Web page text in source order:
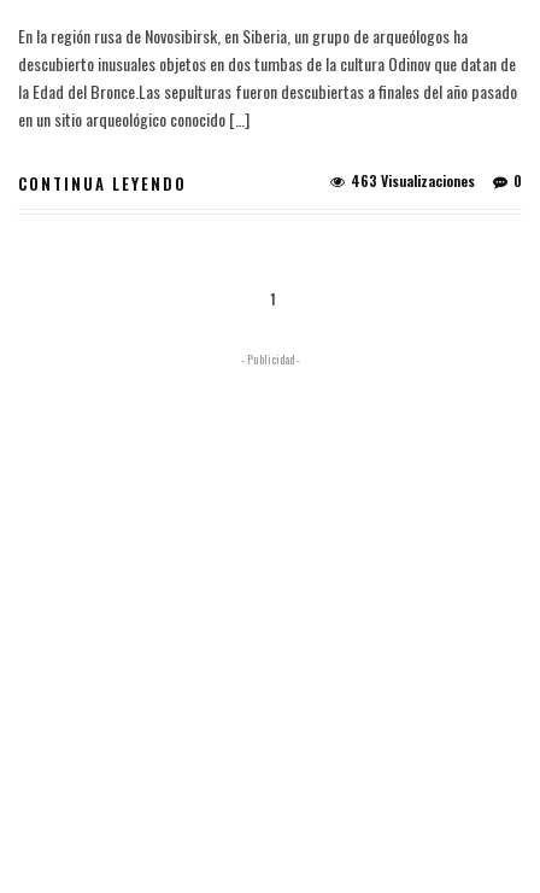
En la región rusa de Novosibirsk, en Siberia, un grupo de arqueólogos ha
descubierto inusuales objetos en dos tumbas de la cultura Odinov que datan de
la Edad del Bronce.Las sepulturas fueron descubiertas a finales del año pasado
en un sitio arqueológico conocido […]
CONTINUA LEYENDO 0
463 Visualizaciones
1
- Publicidad -